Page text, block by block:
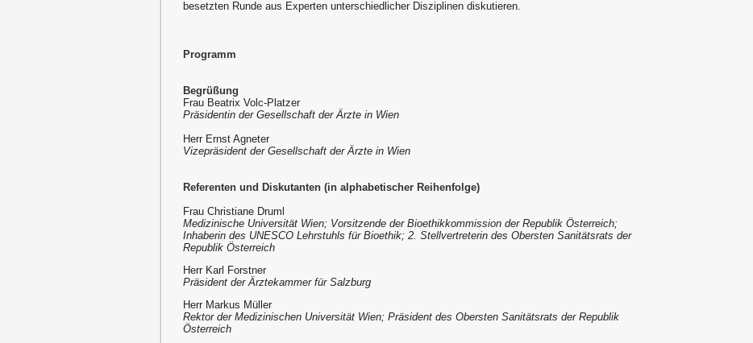
besetzten Runde aus Experten unterschiedlicher Disziplinen diskutieren.
Programm
Begrüßung
Frau Beatrix Volc-Platzer
Präsidentin der Gesellschaft der Ärzte in Wien
Herr Ernst Agneter
Vizepräsident der Gesellschaft der Ärzte in Wien
Referenten und Diskutanten (in alphabetischer Reihenfolge)
Frau Christiane Druml
Medizinische Universität Wien; Vorsitzende der Bioethikkommission der Republik Österreich;
Inhaberin des UNESCO Lehrstuhls für Bioethik; 2. Stellvertreterin des Obersten Sanitätsrats der
Republik Österreich
Herr Karl Forstner
Präsident der Ärztekammer für Salzburg
Herr Markus Müller
Rektor der Medizinischen Universität Wien; Präsident des Obersten Sanitätsrats der Republik
Österreich